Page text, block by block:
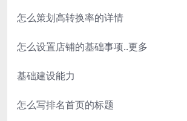
怎么策划高转换率的详情
怎么设置店铺的基础事项..更多
基础建设能力
怎么写排名首页的标题